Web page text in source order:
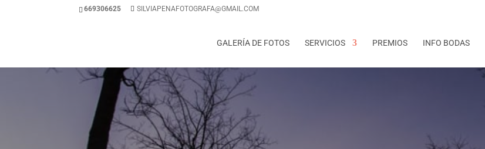
669306625 SILVIAPENAFOTOGRAFA@GMAIL.COM
GALERÍA DE FOTOS SERVICIOS PREMIOS INFO BODAS